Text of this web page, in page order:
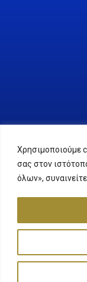
Χρησιμοποιούμε
σας στον
όλων»,